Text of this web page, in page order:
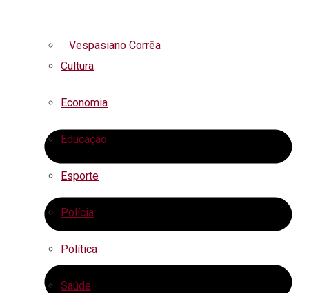
Vespasiano Corrêa
Cultura
Economia
Educação
Esporte
Polícia
Política
Saúde